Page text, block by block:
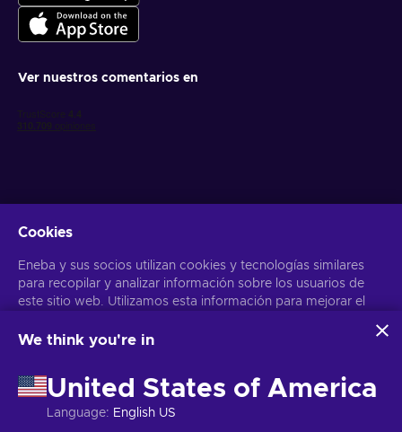
Ver nuestros comentarios en
Obtén ofertas personalizadas de videojuegos
Suscribirse
Puedes darte de baja en cualquier momento. Visita el apartadoAviso
Cookies
Eneba y sus socios utilizan cookies y tecnologías similares
para recopilar y analizar información sobre los usuarios de
este sitio web. Utilizamos esta información para mejorar el
personales también pueden emplearse para personalizar los
Al hacer clic en «Aceptar todo», das tu consentimiento para
que Eneba y sus socios utilicen estas tecnologías. Puedes
ajustar tu consentimiento haciendo clic en «Personalizar»
We think you're in
United States of America
Language: English US